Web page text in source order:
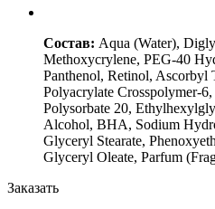
Состав: Aqua (Water),
Methoxycrylene, PEG-40
Panthenol, Retinol, Ascorbyl
Polyacrylate Crosspolymer-
Polysorbate 20,
Alcohol, BHA, Sodium
Glyceryl Stearate,
Glyceryl Oleate, Parfum
Заказать